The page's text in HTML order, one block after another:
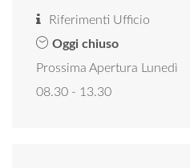
Riferimenti Ufficio
Oggi chiuso
Prossima Apertura Lunedì
08.30 - 13.30